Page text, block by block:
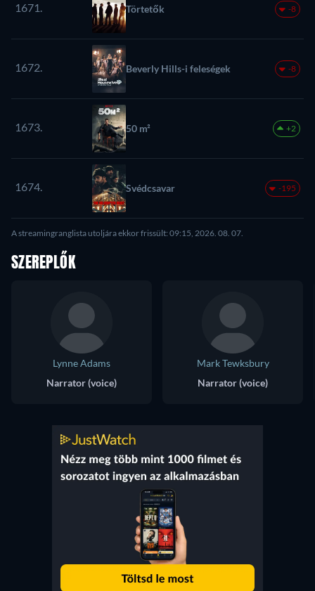
1671. Törtetők -8
1672. Beverly Hills-i feleségek -8
1673. 50 m² +2
1674. Svédcsavar -195
A streamingranglista utoljára ekkor frissült: 09:15, 2026. 08. 07.
SZEREPLŐK
Lynne Adams
Narrator (voice)
Mark Tewksbury
Narrator (voice)